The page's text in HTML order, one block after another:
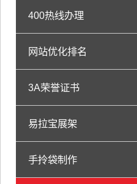
400热线办理
网站优化排名
3A荣誉证书
易拉宝展架
手拎袋制作